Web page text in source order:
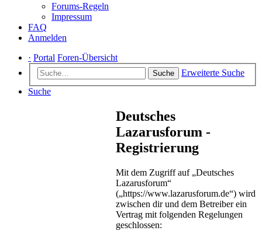
Forums-Regeln
Impressum
FAQ
Anmelden
· Portal Foren-Übersicht
Suche
Erweiterte Suche
Suche
Deutsches
Lazarusforum -
Registrierung
Mit dem Zugriff auf „Deutsches
Lazarusforum“
(„https://www.lazarusforum.de“) wird
zwischen dir und dem Betreiber ein
Vertrag mit folgenden Regelungen
geschlossen: